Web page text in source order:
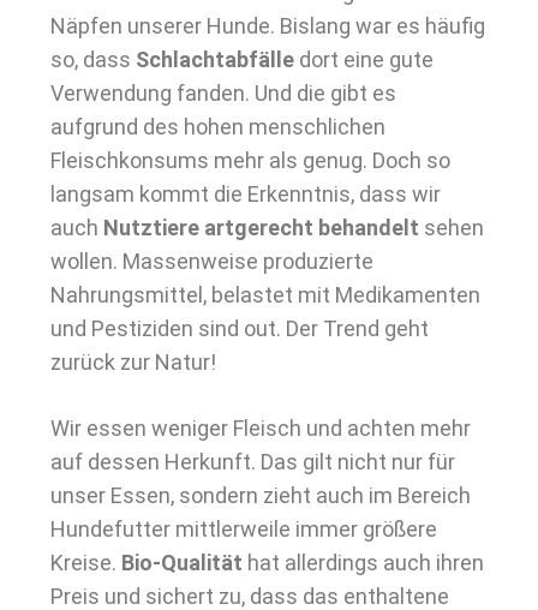
Näpfen unserer Hunde. Bislang war es häufig
so, dass Schlachtabfälle dort eine gute
Verwendung fanden. Und die gibt es
aufgrund des hohen menschlichen
Fleischkonsums mehr als genug. Doch so
langsam kommt die Erkenntnis, dass wir
auch Nutztiere artgerecht behandelt sehen
wollen. Massenweise produzierte
Nahrungsmittel, belastet mit Medikamenten
und Pestiziden sind out. Der Trend geht
zurück zur Natur!
Wir essen weniger Fleisch und achten mehr
auf dessen Herkunft. Das gilt nicht nur für
unser Essen, sondern zieht auch im Bereich
Hundefutter mittlerweile immer größere
Kreise. Bio-Qualität hat allerdings auch ihren
Preis und sichert zu, dass das enthaltene